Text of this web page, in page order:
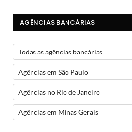
AGÊNCIAS BANCÁRIAS
Todas as agências bancárias
Agências em São Paulo
Agências no Rio de Janeiro
Agências em Minas Gerais